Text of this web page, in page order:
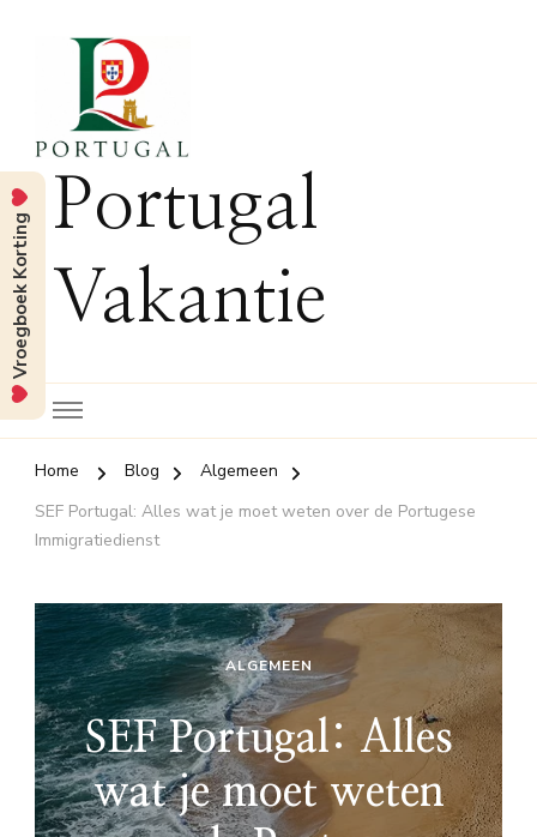
Portugal
Vakantie
Home Blog
Algemeen
SEF Portugal: Alles wat je moet weten over de Portugese
Immigratiedienst
ALGEMEEN
SEF Portugal: Alles
wat je moet weten
Vroegboek Korting